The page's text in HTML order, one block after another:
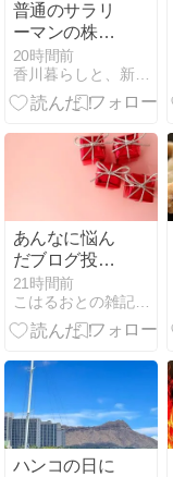
普通のサラリ
ーマンの株式
資産公開(17か
月目)
20時間前
あんなに悩ん
だブログ投げ
銭を今になっ
て設置した理
由
21時間前
こはるおとの雑記ブログ
ハンコの日に